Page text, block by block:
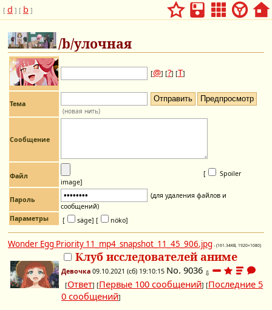
[ d ] [ b ]
/b/улочная
[@] [?] [Т]
Тема
(новая нить)
Сообщение
Файл [
Spoiler
image]
Пароль
(для удаления файлов и
сообщений)
Параметры
[ säge] [ nöko]
Wonder Egg Priority 11_mp4_snapshot_11_45_906.jpg - (161.34KB, 1920×1080)
Клуб исследователей аниме
Девочка 09.10.2021 (сб) 19:10:15 No. 9036 ⇩
[Ответ] [Первые 100 сообщений] [Последние 5
0 сообщений]